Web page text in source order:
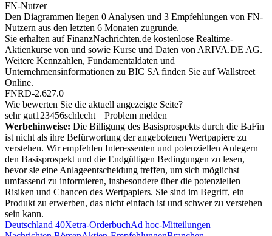
FN-Nutzer
Den Diagrammen liegen 0 Analysen und 3 Empfehlungen von FN-
Nutzern aus den letzten 6 Monaten zugrunde.
Sie erhalten auf FinanzNachrichten.de kostenlose Realtime-
Aktienkurse von und sowie Kurse und Daten von ARIVA.DE AG.
Weitere Kennzahlen, Fundamentaldaten und
Unternehmensinformationen zu BIC SA finden Sie aufWallstreet
Online.
FNRD-2.627.0
Wie bewerten Sie die aktuell angezeigte Seite?
sehr gut1 23456schlecht
Problem melden
Werbehinweise: Die Billigung des Basisprospekts durch die BaFin
ist nicht als ihre Befürwortung der angebotenen Wertpapiere zu
verstehen. Wir empfehlen Interessenten und potenziellen Anlegern
den Basisprospekt und die Endgültigen Bedingungen zu lesen,
bevor sie eine Anlageentscheidung treffen, um sich möglichst
umfassend zu informieren, insbesondere über die potenziellen
Risiken und Chancen des Wertpapiers. Sie sind im Begriff, ein
Produkt zu erwerben, das nicht einfach ist und schwer zu verstehen
sein kann.
Deutschland 40Xetra-OrderbuchAd hoc-Mitteilungen